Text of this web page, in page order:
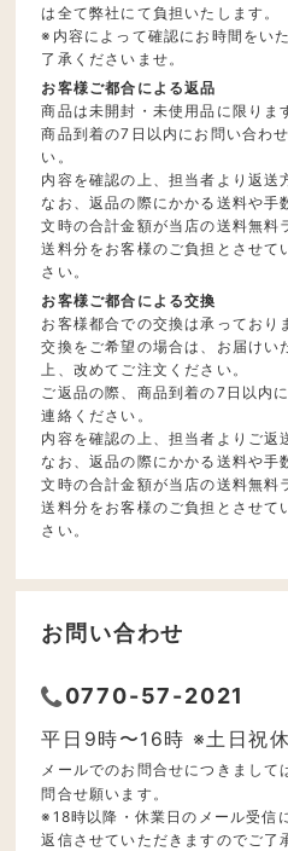
は全て弊社にて負担いたします。
※内容によって確認にお時間をい
了承くださいませ。
お客様ご都合による返品
商品は未開封・未使用品に限りま
商品到着の7日以内にお問い合わ
い。
内容を確認の上、担当者より返送
なお、返品の際にかかる送料や手
文時の合計金額が当店の送料無料
送料分をお客様のご負担とさせて
さい。
お客様ご都合による交換
お客様都合での交換は承っており
交換をご希望の場合は、お届けい
上、改めてご注文ください。
ご返品の際、商品到着の7日以内
連絡ください。
内容を確認の上、担当者よりご返
なお、返品の際にかかる送料や手
文時の合計金額が当店の送料無料
送料分をお客様のご負担とさせて
さい。
お問い合わせ
0770-57-2021
平日9時〜16時 ※土日祝
メールでのお問合せにつきまして
問合せ願います。
※18時以降・休業日のメール受信
返信させていただきますのでご了